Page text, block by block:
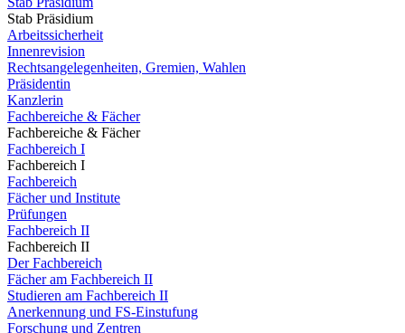
Stab Präsidium
Arbeitssicherheit
Innenrevision
Rechtsangelegenheiten, Gremien, Wahlen
Präsidentin
Kanzlerin
Fachbereiche & Fächer
Fachbereiche & Fächer
Fachbereich I
Fachbereich I
Fachbereich
Fächer und Institute
Prüfungen
Fachbereich II
Fachbereich II
Der Fachbereich
Fächer am Fachbereich II
Studieren am Fachbereich II
Anerkennung und FS-Einstufung
Forschung und Zentren